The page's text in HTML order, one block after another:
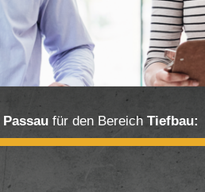
Passau für den Bereich Tiefbau: